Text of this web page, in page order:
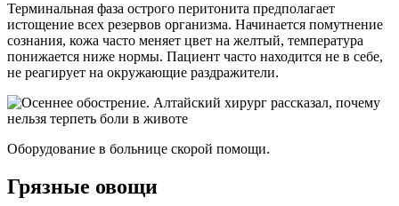
Терминальная фаза острого перитонита предполагает
истощение всех резервов организма. Начинается помутнение
сознания, кожа часто меняет цвет на желтый, температура
понижается ниже нормы. Пациент часто находится не в себе,
не реагирует на окружающие раздражители.
Оборудование в больнице скорой помощи.
Грязные овощи